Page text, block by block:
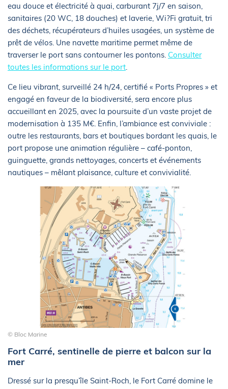
eau douce et électricité à quai, carburant 7j/7 en saison,
sanitaires (20 WC, 18 douches) et laverie, Wi?Fi gratuit, tri
des déchets, récupérateurs d’huiles usagées, un système de
prêt de vélos. Une navette maritime permet même de
traverser le port sans contourner les pontons. Consulter
toutes les informations sur le port
Ce lieu vibrant, surveillé 24 h/24, certifié « Ports Propres » et
engagé en faveur de la biodiversité, sera encore plus
accueillant en 2025, avec la poursuite d’un vaste projet de
modernisation à 135 M€. Enfin, l’ambiance est conviviale :
outre les restaurants, bars et boutiques bordant les quais, le
port propose une animation régulière – café-ponton,
guinguette, grands nettoyages, concerts et événements
nautiques – mêlant plaisance, culture et convivialité.
© Bloc Marine
Fort Carré, sentinelle de pierre et balcon sur la
mer
Dressé sur la presqu’île Saint-Roch, le Fort Carré domine le